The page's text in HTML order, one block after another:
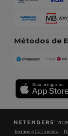
Métodos de
Termos e Condições